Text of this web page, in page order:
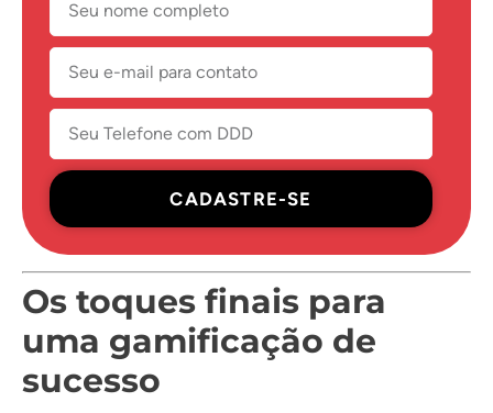
CADASTRE-SE
Os toques finais para
uma gamificação de
sucesso